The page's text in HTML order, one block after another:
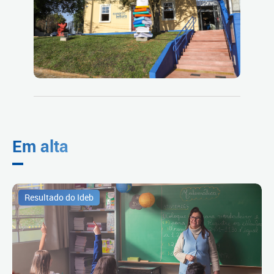
Em alta
Resultado do Ideb